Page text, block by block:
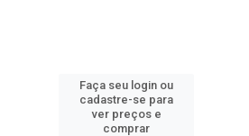
Faça seu login ou
cadastre-se para
ver preços e
comprar